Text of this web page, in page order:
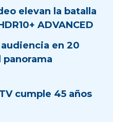
elevan la batalla
ADVANCED
en 20
panorama
cumple 45 años